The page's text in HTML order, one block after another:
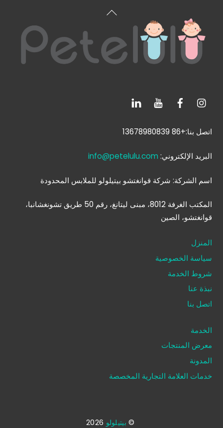
العودة
الأعلى
اتصل بنا:+86 13678980839
البريد الإلكتروني: info@petelulu.com
اسم الشركة: شركة قوانغتشو بيتيلولو للملابس المحدودة
المكتب الغرفة 8012، مبنى ليتانغ، رقم 50 طريق تشونغشانبا،
قوانغتشو، الصين
المنزل
سياسة الخصوصية
شروط الخدمة
نبذة عنا
اتصل بنا
الخدمة
معرض المنتجات
المدونة
خدمات العلامة التجارية المخصصة
© بيتيلولو